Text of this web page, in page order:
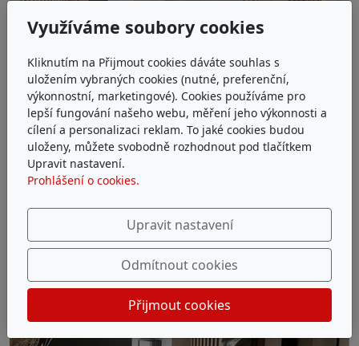
Využíváme soubory cookies
Kliknutím na Přijmout cookies dáváte souhlas s
uložením vybraných cookies (nutné, preferenční,
výkonnostní, marketingové). Cookies používáme pro
lepší fungování našeho webu, měření jeho výkonnosti a
cílení a personalizaci reklam. To jaké cookies budou
uloženy, můžete svobodně rozhodnout pod tlačítkem
Upravit nastavení.
Prohlášení o cookies.
Upravit nastavení
Odmítnout cookies
Přijmout cookies